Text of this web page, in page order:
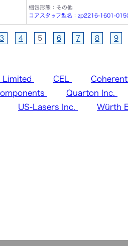
梱包形態：その他
コアスタッフ型名：zp2216-1601-
3 4 5 6 7 8 9
Limited CEL Coherent
Quarton Inc.
US-Lasers Inc. Würth